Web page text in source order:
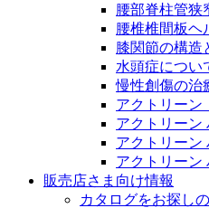
腰部脊柱管狭
腰椎椎間板ヘ
膝関節の構造
水頭症につい
慢性創傷の治
アクトリーン
アクトリーン
アクトリーン
アクトリーン
販売店さま向け情報
カタログをお探し